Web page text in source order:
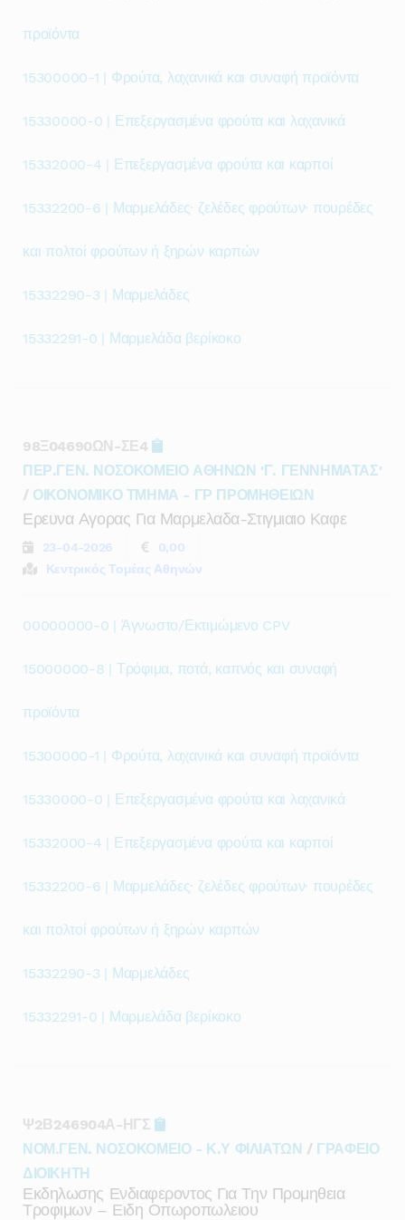
προϊόντα
15300000-1 | Φρούτα, λαχανικά και συναφή προϊόντα
15330000-0 | Επεξεργασμένα φρούτα και λαχανικά
15332000-4 | Επεξεργασμένα φρούτα και καρποί
15332200-6 | Μαρμελάδες· ζελέδες φρούτων· πουρέδες
και πολτοί φρούτων ή ξηρών καρπών
15332290-3 | Μαρμελάδες
15332291-0 | Μαρμελάδα βερίκοκο
98Ξ04690ΩΝ-ΣΕ4
ΠΕΡ.ΓΕΝ. ΝΟΣΟΚΟΜΕΙΟ ΑΘΗΝΩΝ 'Γ. ΓΕΝΝΗΜΑΤΑΣ'
/ ΟΙΚΟΝΟΜΙΚΟ ΤΜΗΜΑ - ΓΡ ΠΡΟΜΗΘΕΙΩΝ
Ερευνα Αγορας Για Μαρμελαδα-Στιγμιαιο Καφε
23-04-2026
0,00
Κεντρικός Τομέας Αθηνών
00000000-0 | Άγνωστο/Εκτιμώμενο CPV
15000000-8 | Τρόφιμα, ποτά, καπνός και συναφή
προϊόντα
15300000-1 | Φρούτα, λαχανικά και συναφή προϊόντα
15330000-0 | Επεξεργασμένα φρούτα και λαχανικά
15332000-4 | Επεξεργασμένα φρούτα και καρποί
15332200-6 | Μαρμελάδες· ζελέδες φρούτων· πουρέδες
και πολτοί φρούτων ή ξηρών καρπών
15332290-3 | Μαρμελάδες
15332291-0 | Μαρμελάδα βερίκοκο
Ψ2Β246904Α-ΗΓΣ
ΝΟΜ.ΓΕΝ. ΝΟΣΟΚΟΜΕΙΟ - Κ.Υ ΦΙΛΙΑΤΩΝ / ΓΡΑΦΕΙΟ
ΔΙΟΙΚΗΤΗ
Εκδηλωσης Ενδιαφεροντος Για Την Προμηθεια
Τροφιμων – Ειδη Οπωροπωλειου